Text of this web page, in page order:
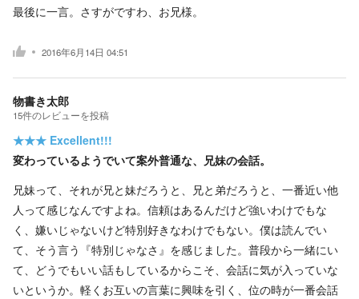
最後に一言。さすがですわ、お兄様。
2016年6月14日 04:51
物書き太郎
15件のレビューを投稿
★★★ Excellent!!!
変わっているようでいて案外普通な、兄妹の会話。
兄妹って、それが兄と妹だろうと、兄と弟だろうと、一番近い他
人って感じなんですよね。信頼はあるんだけど強いわけでもな
く、嫌いじゃないけど特別好きなわけでもない。僕は読んでい
て、そう言う『特別じゃなさ』を感じました。普段から一緒にい
て、どうでもいい話もしているからこそ、会話に気が入っていな
いというか。軽くお互いの言葉に興味を引く、位の時が一番会話